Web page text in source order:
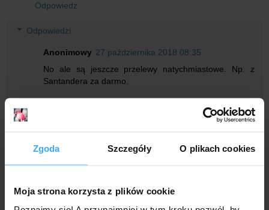
Zgoda Szczegóły O plikach cookies
Moja strona korzysta z plików cookie
Odpowiedz
Odpowiedzi
Anonimowy 27 października 2018 08:35
No ale są jeszcze przelewy natychmiastowe. Np. z
Santandera za darmo.
kończą się lokaty w IB.